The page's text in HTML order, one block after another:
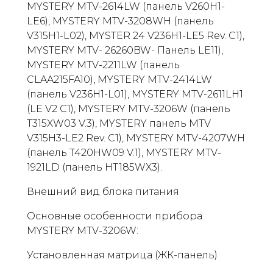
MYSTERY MTV-2614LW (панель V260H1-
LE6), MYSTERY MTV-3208WH (панель
V315H1-L02), MYSTER 24 V236H1-LE5 Rev. C1),
MYSTERY MTV- 26260BW- Панель LE11),
MYSTERY MTV-2211LW (панель
CLAA215FA10), MYSTERY MTV-2414LW
(панель V236H1-L01), MYSTERY MTV-2611LH1
(LE V2 C1), MYSTERY MTV-3206W (панель
T315XW03 V.3), MYSTERY панель MTV
V315H3-LE2 Rev. C1), MYSTERY MTV-4207WH
(панель T420HW09 V.1), MYSTERY MTV-
1921LD (панель HT185WX3).
Внешний вид блока питания
Основные особенности прибора
MYSTERY MTV-3206W:
Установленная матрица (ЖК-панель)